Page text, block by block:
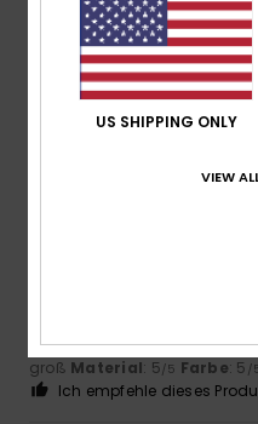
Original anzeigen - Français
Komfort: 5/5 Preis-
Material: 5/5 Farbe: 5/5
Ich empfehle dieses
Komfort: 5/5 Preis-
groß Material: 5/5 Farbe: 5 /
Ich empfehle dieses
US SHIPPING ONLY
VIEW